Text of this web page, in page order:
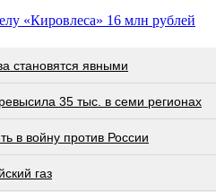
«Кировлеса» 16 млн рублей
становятся явными
35 тыс. в семи регионах
в войну против России
газ